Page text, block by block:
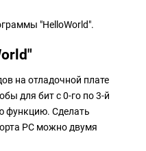
"HelloWorld".
на отладочной плате
для бит с 0-го по 3-й
функцию. Сделать
PC можно двумя